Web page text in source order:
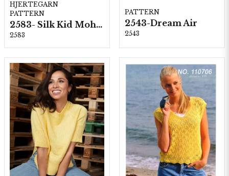
HJERTEGARN
PATTERN
2583- Silk Kid Mohair
2583
PATTERN
2543-Dream Air
2543